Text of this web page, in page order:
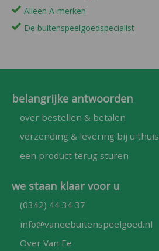
Alleen A-merken
De buitenspeelgoedspecialist
belangrijke antwoorden
over bestellen & betalen
verzending & levering bij u thuis
een product terug sturen
we staan klaar voor u
(0342) 44 34 37
info@vaneebuitenspeelgoed.nl
Over Van Ee